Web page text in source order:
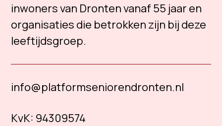
inwoners van Dronten vanaf 55 jaar en
organisaties die betrokken zijn bij deze
leeftijdsgroep.
info@platformseniorendronten.nl
KvK: 94309574